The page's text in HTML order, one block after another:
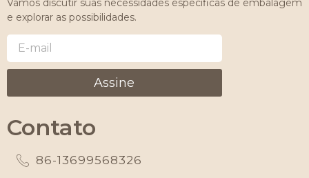
Vamos discutir suas necessidades específicas de embalagem
e explorar as possibilidades.
Assine
Contato
86-13699568326